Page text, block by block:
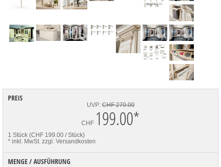
PREIS
UVP:CHF 270.00
CHF 199.00*
1 Stück (CHF 199.00 / Stück)
* inkl. MwSt. zzgl. Versandkosten
MENGE / AUSFÜHRUNG